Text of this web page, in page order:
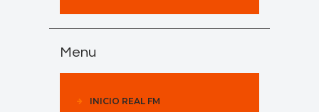
Menu
INICIO REAL FM